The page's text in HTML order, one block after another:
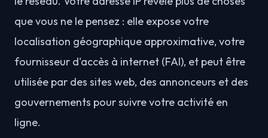
que vous ne le pensez : elle expose votre
localisation géographique approximative, votre
fournisseur d'accès à internet (FAI), et peut être
utilisée par des sites web, des annonceurs et des
gouvernements pour suivre votre activité en
ligne.